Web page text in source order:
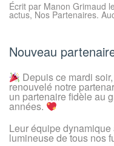
Écrit par Manon Grimaud le
actus, Nos Partenaires.
Nouveau
Depuis ce mardi
renouvelé notre
un partenaire fidèle au
années.
Leur équipe
lumineuse de tous nos